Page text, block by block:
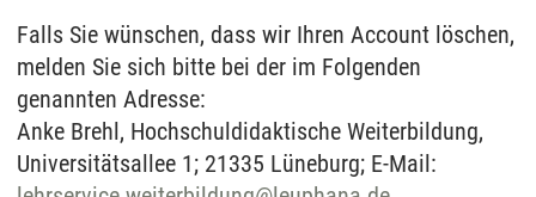
Falls Sie wünschen, dass wir Ihren Account löschen,
melden Sie sich bitte bei der im Folgenden
genannten Adresse:
Anke Brehl, Hochschuldidaktische Weiterbildung,
Universitätsallee 1; 21335 Lüneburg; E-Mail: